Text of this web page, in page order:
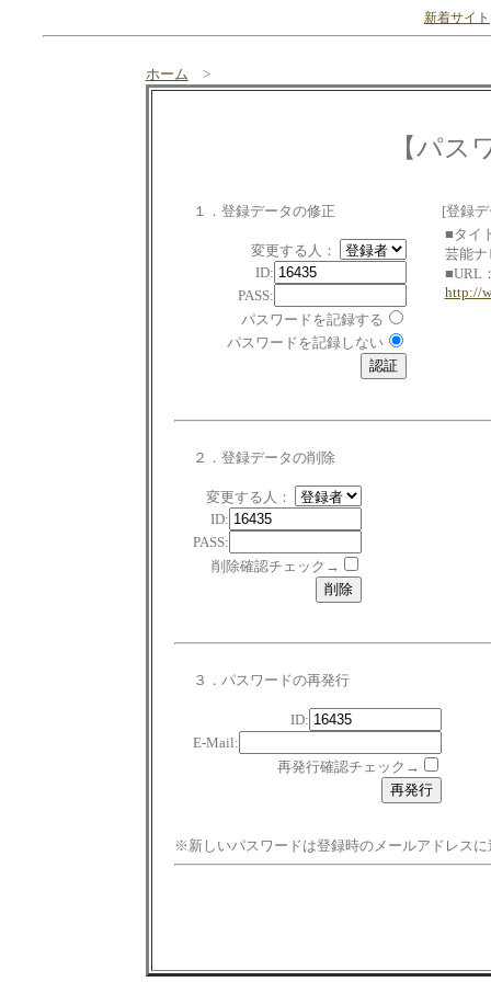
新着サイト
ホーム >
【パス
１．登録データの修正
変更する人：
ID:
PASS:
パスワードを記録する
パスワードを記録しない
[登録
■タイ
芸能ナ
■URL
http://
２．登録データの削除
変更する人：
ID:
PASS:
削除確認チェック→
３．パスワードの再発行
ID:
E-Mail:
再発行確認チェック→
※新しいパスワードは登録時のメールアドレスに